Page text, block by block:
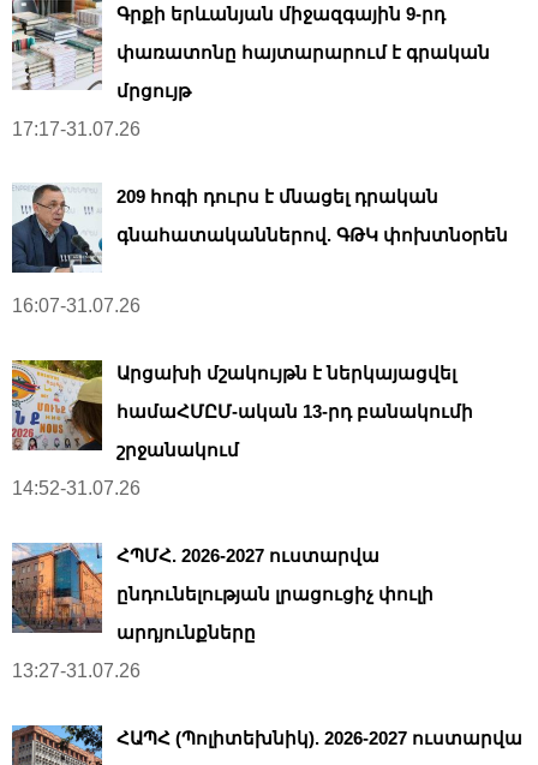
Գրքի երևանյան միջազգային 9-րդ
փառատոնը հայտարարում է գրական
մրցույթ
17:17-31.07.26
209 հոգի դուրս է մնացել դրական
գնահատականներով. ԳԹԿ փոխտնօրեն
16:07-31.07.26
Արցախի մշակույթն է ներկայացվել
համաՀՄԸՄ-ական 13-րդ բանակումի
շրջանակում
14:52-31.07.26
ՀՊՄՀ. 2026-2027 ուստարվա
ընդունելության լրացուցիչ փուլի
արդյունքները
13:27-31.07.26
ՀԱՊՀ (Պոլիտեխնիկ). 2026-2027 ուստարվա